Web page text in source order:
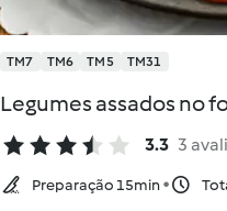
TM7 TM6 TM5 TM31
Legumes assados no
3.3 3
Preparação 15min